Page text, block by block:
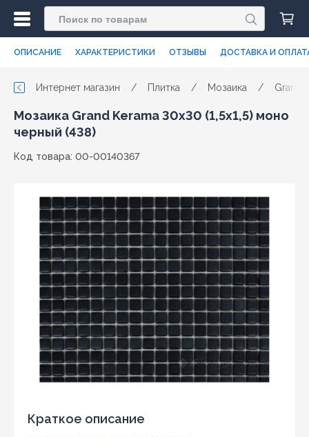
ОПИСАНИЕ ХАРАКТЕРИСТИКИ ОТЗЫВЫ ДОСТАВКА И
Интернет магазин / Плитка / Мозаика / Grand
Мозаика Grand Kerama 30x30 (1,5х1,5) моно
черный (438)
Код товара: 00-00140367
Краткое описание